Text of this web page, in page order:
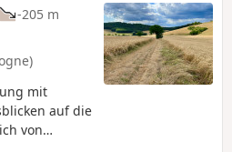
-205 m
mit
auf die
von